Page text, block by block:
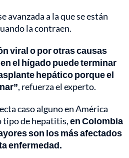
avanzada a la que se están
la contraen.
viral o por otras causas
el hígado puede terminar
hepático porque el
, refuerza el experto.
caso alguno en América
tipo de hepatitis,en Colombia
son los más afectados
enfermedad.